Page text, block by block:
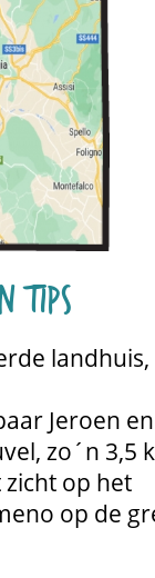
tips
Jeroen en
zo´n 3,5
op het
op de